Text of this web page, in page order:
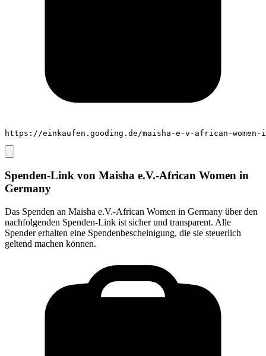
https://einkaufen.gooding.de/maisha-e-v-african-women-
Spenden-Link von Maisha e.V.-African Women in
Germany
Das Spenden an Maisha e.V.-African Women in Germany über den
nachfolgenden Spenden-Link ist sicher und transparent. Alle
Spender erhalten eine Spendenbescheinigung, die sie steuerlich
geltend machen können.